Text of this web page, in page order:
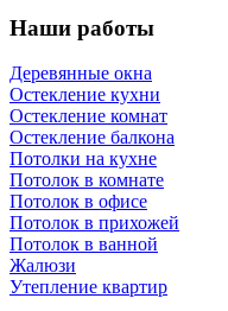
Наши работы
Деревянные окна
Остекление кухни
Остекление комнат
Остекление балкона
Потолки на кухне
Потолок в комнате
Потолок в офисе
Потолок в прихожей
Потолок в ванной
Жалюзи
Утепление квартир